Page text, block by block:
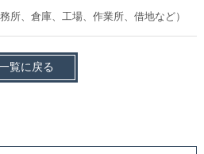
所、倉庫、工場、作業所、借地など）
覧に戻る